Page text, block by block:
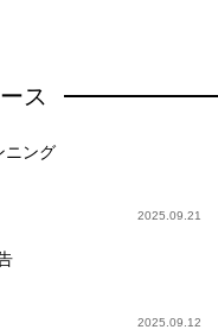
ス
ニング
2025.09.21
2025.09.12